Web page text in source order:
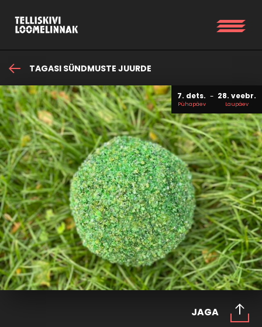
TAGASI SÜNDMUSTE JUURDE
7. dets.
Pühapäev
28. veebr.
Laupäev
JAGA